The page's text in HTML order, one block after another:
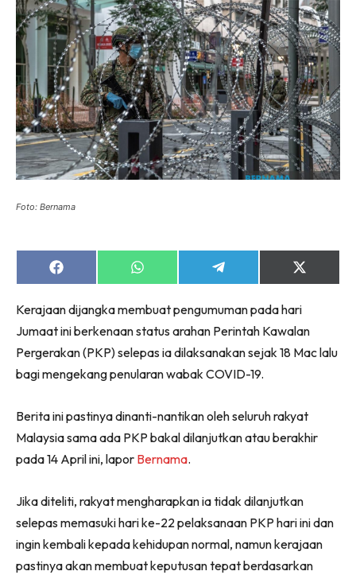
Foto: Bernama
Share
on
Share
on
Share
on
Share
on
(Twitter)
Kerajaan dijangka membuat pengumuman pada hari
Jumaat ini berkenaan status arahan Perintah Kawalan
Pergerakan (PKP) selepas ia dilaksanakan sejak 18 Mac lalu
bagi mengekang penularan wabak COVID-19.
Berita ini pastinya dinanti-nantikan oleh seluruh rakyat
Malaysia sama ada PKP bakal dilanjutkan atau berakhir
pada 14 April ini, lapor Bernama.
Jika diteliti, rakyat mengharapkan ia tidak dilanjutkan
selepas memasuki hari ke-22 pelaksanaan PKP hari ini dan
ingin kembali kepada kehidupan normal, namun kerajaan
pastinya akan membuat keputusan tepat berdasarkan